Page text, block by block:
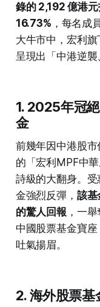
錄的 2,192 億港
16.73% ，每名成
大牛市中，宏利
呈現出「中港逆襲
1. 2025年冠
金
前幾年因中港股
的「宏利MPF中
詩級的大翻身。
金強烈反彈， 該
的驚人回報 ，一
中國股票基金寶
吐氣揚眉。
2. 海外股票